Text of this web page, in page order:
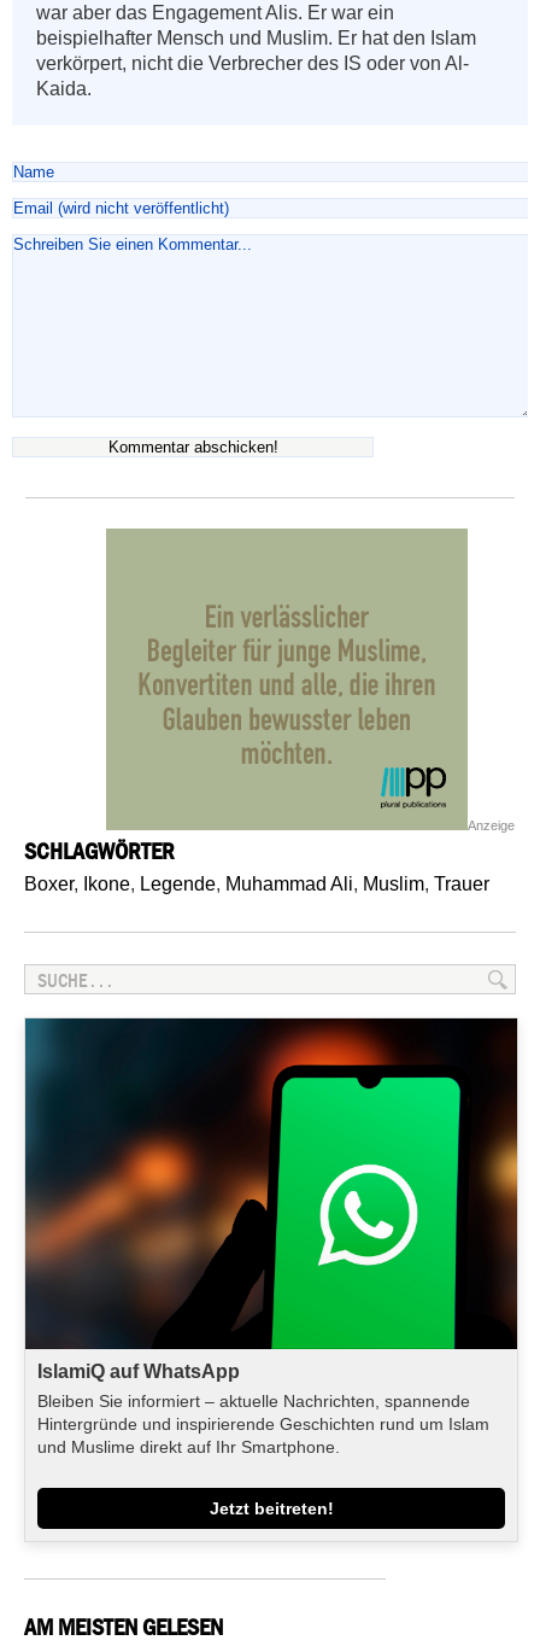
war aber das Engagement Alis. Er war ein
beispielhafter Mensch und Muslim. Er hat den Islam
verkörpert, nicht die Verbrecher des IS oder von Al-
Kaida.
Anzeige
SCHLAGWÖRTER
Boxer, Ikone, Legende, Muhammad Ali, Muslim, Trauer
IslamiQ auf WhatsApp
Bleiben Sie informiert – aktuelle Nachrichten, spannende
Hintergründe und inspirierende Geschichten rund um Islam
und Muslime direkt auf Ihr Smartphone.
Jetzt beitreten!
AM MEISTEN GELESEN